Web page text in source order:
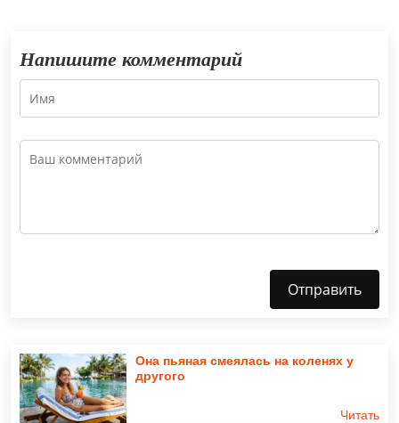
Напишите комментарий
Отправить
Она пьяная смеялась на коленях у
другого
Читать